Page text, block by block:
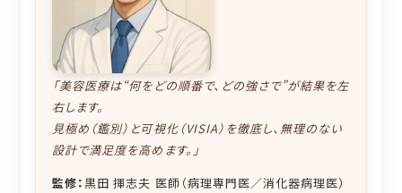
「美容医療は“何をどの順番で、どの強さで”が結果を左
右します。
見極め（鑑別）と可視化（VISIA）を徹底し、無理のない
設計で満足度を高めます。」
監修：黒田 揮志夫 医師（病理専門医／消化器病理医）